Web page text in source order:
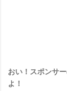
おい！スポンサ
よ！